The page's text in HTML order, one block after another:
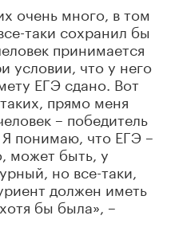
очень много, в том
таки сохранил бы
принимается
условии, что у него
ЕГЭ сдано. Вот
прямо меня
– победитель
понимаю, что ЕГЭ –
может быть, у
но все-таки,
должен иметь
бы была», –